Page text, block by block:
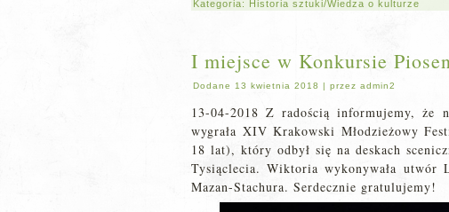
Kategoria: Historia sztuki/Wiedza o kulturze
I miejsce w Konkursie
Dodane 13 kwietnia 2018 | przez admin2
13-04-2018 Z radością informujemy, że
wygrała XIV Krakowski Młodzieżowy
18 lat), który odbył się na deskach
Tysiąclecia. Wiktoria wykonywała utwór
Mazan-Stachura. Serdecznie gratulujemy!